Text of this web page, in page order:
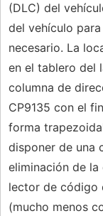
(DLC) del
del vehículo
necesario. La
en el tablero del
columna de
CP9135 con el
forma
disponer de una
eliminación de
lector de código
(mucho menos